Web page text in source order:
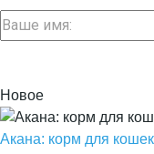
Новое
Акана: корм для кошек